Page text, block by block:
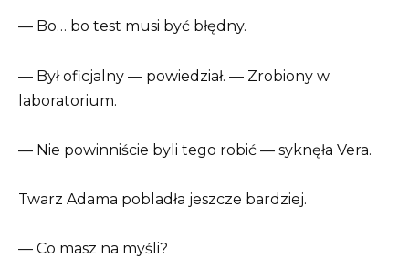
— Bo… bo test musi być błędny.
— Był oficjalny — powiedział. — Zrobiony w
laboratorium.
— Nie powinniście byli tego robić — syknęła Vera.
Twarz Adama pobladła jeszcze bardziej.
— Co masz na myśli?